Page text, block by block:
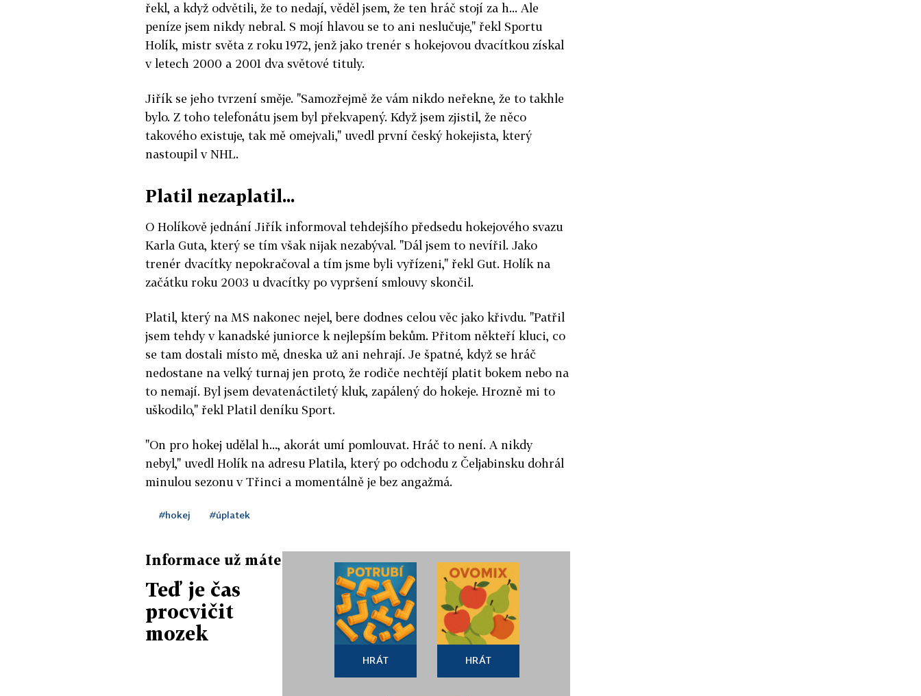
řekl, a když odvětili, že to nedají, věděl jsem, že ten hráč stojí za h... Ale
peníze jsem nikdy nebral. S mojí hlavou se to ani neslučuje," řekl Sportu
Holík, mistr světa z roku 1972, jenž jako trenér s hokejovou dvacítkou získal
v letech 2000 a 2001 dva světové tituly.
Jiřík se jeho tvrzení směje. "Samozřejmě že vám nikdo neřekne, že to takhle
bylo. Z toho telefonátu jsem byl překvapený. Když jsem zjistil, že něco
takového existuje, tak mě omejvali," uvedl první český hokejista, který
nastoupil v NHL.
Platil nezaplatil...
O Holíkově jednání Jiřík informoval tehdejšího předsedu hokejového svazu
Karla Guta, který se tím však nijak nezabýval. "Dál jsem to nevířil. Jako
trenér dvacítky nepokračoval a tím jsme byli vyřízeni," řekl Gut. Holík na
začátku roku 2003 u dvacítky po vypršení smlouvy skončil.
Platil, který na MS nakonec nejel, bere dodnes celou věc jako křivdu. "Patřil
jsem tehdy v kanadské juniorce k nejlepším bekům. Přitom někteří kluci, co
se tam dostali místo mě, dneska už ani nehrají. Je špatné, když se hráč
nedostane na velký turnaj jen proto, že rodiče nechtějí platit bokem nebo na
to nemají. Byl jsem devatenáctiletý kluk, zapálený do hokeje. Hrozně mi to
uškodilo," řekl Platil deníku Sport.
"On pro hokej udělal h..., akorát umí pomlouvat. Hráč to není. A nikdy
nebyl," uvedl Holík na adresu Platila, který po odchodu z Čeljabinsku dohrál
minulou sezonu v Třinci a momentálně je bez angažmá.
#hokej #úplatek
Informace už máte
Teď je čas
procvičit
mozek
HRÁT HRÁT